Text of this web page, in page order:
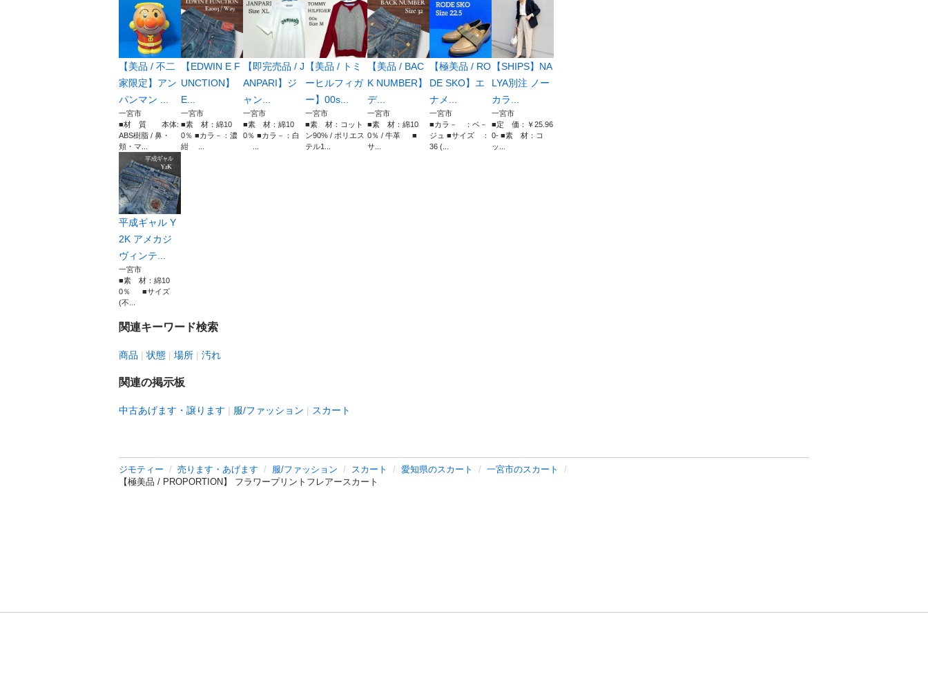
【美品 / 不二
家限定】アン
パンマン ...
一宮市
■材 質 本体:
ABS樹脂 / 鼻・
頬・マ...
【EDWIN E F
UNCTION】
E...
一宮市
■素 材：綿10
0％ ■カラ－：濃
紺 ...
【即完売品 / J
ANPARI】ジ
ャン...
一宮市
■素 材：綿10
0％ ■カラ－：白
【美品 / トミ
ーヒルフィガ
ー】00s...
一宮市
■素 材：コット
ン90% / ポリエス
テル1...
【美品 / BAC
K NUMBER】
デ...
一宮市
■素 材：綿10
0％ / 牛革 ■
サ...
【極美品 / RO
DE SKO】エ
ナメ...
一宮市
■カラ－ ：ベ－
ジュ ■サイズ ：
36 (...
【SHIPS】NA
LYA別注 ノー
カラ...
一宮市
■定 価：￥25.96
0- ■素 材：コ
ッ...
平成ギャル Y
2K アメカジ
ヴィンテ...
一宮市
■素 材：綿10
0％ ■サイズ
(不...
関連キーワード検索
商品 状態 場所 汚れ
関連の掲示板
中古あげます・譲ります 服/ファッション スカート
ジモティー 売ります・あげます 服/ファッション スカート 愛知県のスカート
一宮市のスカート
【極美品 / PROPORTION】 フラワープリントフレアースカート